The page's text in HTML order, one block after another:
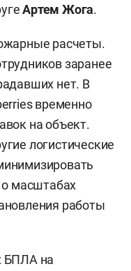
Артем Жога.
расчеты.
заранее
нет. В
временно
на объект.
логистические
о масштабах
работы
БПЛА на